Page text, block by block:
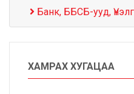
Банк, ББСБ-ууд,
ХАМРАХ ХУГАЦАА